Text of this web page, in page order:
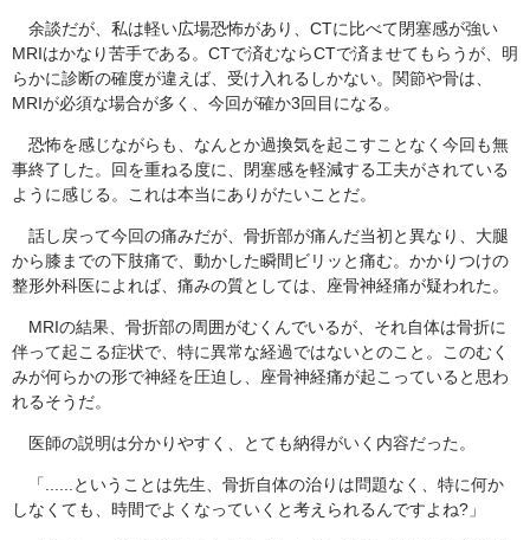
余談だが、私は軽い広場恐怖があり、 CTに比べて閉塞感が強い
MRIはかなり苦手である。 CTで済むならCTで済ませてもらうが、明
らかに診断の確度が違えば、受け入れるしかない。関節や骨は、
MRIが必須な場合が多く、今回が確か3回目になる。
恐怖を感じながらも、なんとか過換気を起こすことなく今回も無
事終了した。回を重ねる度に、閉塞感を軽減する工夫がされている
ように感じる。これは本当にありがたいことだ。
話し戻って今回の痛みだが、骨折部が痛んだ当初と異なり、大腿
から膝までの下肢痛で、動かした瞬間ビリッと痛む。かかりつけの
整形外科医によれば、痛みの質としては、座骨神経痛が疑われた。
MRIの結果、骨折部の周囲がむくんでいるが、それ自体は骨折に
伴って起こる症状で、特に異常な経過ではないとのこと。このむく
みが何らかの形で神経を圧迫し、座骨神経痛が起こっていると思わ
れるそうだ。
医師の説明は分かりやすく、とても納得がいく内容だった。
「......ということは先生、骨折自体の治りは問題なく、特に何か
しなくても、時間でよくなっていくと考えられるんですよね?」